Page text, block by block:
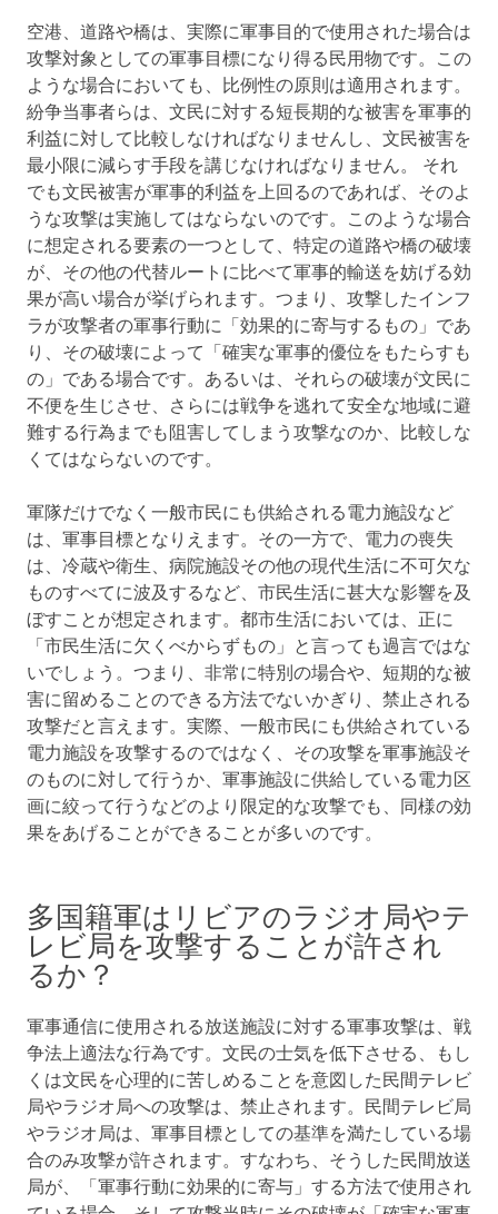
空港、道路や橋は、実際に軍事目的で使用された場合は
攻撃対象としての軍事目標になり得る民用物です。この
ような場合においても、比例性の原則は適用されます。
紛争当事者らは、文民に対する短長期的な被害を軍事的
利益に対して比較しなければなりませんし、文民被害を
最小限に減らす手段を講じなければなりません。 それ
でも文民被害が軍事的利益を上回るのであれば、そのよ
うな攻撃は実施してはならないのです。このような場合
に想定される要素の一つとして、特定の道路や橋の破壊
が、その他の代替ルートに比べて軍事的輸送を妨げる効
果が高い場合が挙げられます。つまり、攻撃したインフ
ラが攻撃者の軍事行動に「効果的に寄与するもの」であ
り、その破壊によって「確実な軍事的優位をもたらすも
の」である場合です。あるいは、それらの破壊が文民に
不便を生じさせ、さらには戦争を逃れて安全な地域に避
難する行為までも阻害してしまう攻撃なのか、比較しな
くてはならないのです。
軍隊だけでなく一般市民にも供給される電力施設など
は、軍事目標となりえます。その一方で、電力の喪失
は、冷蔵や衛生、病院施設その他の現代生活に不可欠な
ものすべてに波及するなど、市民生活に甚大な影響を及
ぼすことが想定されます。都市生活においては、正に
「市民生活に欠くべからずもの」と言っても過言ではな
いでしょう。つまり、非常に特別の場合や、短期的な被
害に留めることのできる方法でないかぎり、禁止される
攻撃だと言えます。実際、一般市民にも供給されている
電力施設を攻撃するのではなく、その攻撃を軍事施設そ
のものに対して行うか、軍事施設に供給している電力区
画に絞って行うなどのより限定的な攻撃でも、同様の効
果をあげることができることが多いのです。
多国籍軍はリビアのラジオ局やテ
レビ局を攻撃することが許され
るか？
軍事通信に使用される放送施設に対する軍事攻撃は、戦
争法上適法な行為です。文民の士気を低下させる、もし
くは文民を心理的に苦しめることを意図した民間テレビ
局やラジオ局への攻撃は、禁止されます。民間テレビ局
やラジオ局は、軍事目標としての基準を満たしている場
合のみ攻撃が許されます。すなわち、そうした民間放送
局が、「軍事行動に効果的に寄与」する方法で使用され